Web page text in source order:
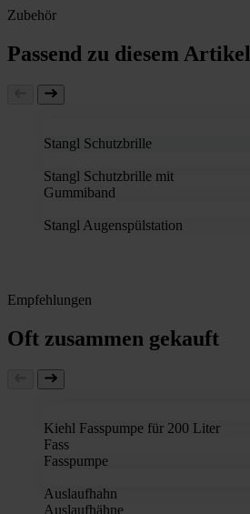
Zubehör
Passend zu diesem Artikel
Stangl Schutzbrille
Stangl Schutzbrille mit
Gummiband
Stangl Augenspülstation
Empfehlungen
Oft zusammen gekauft
Kiehl Fasspumpe für 200 Liter
Fass
Fasspumpe
Auslaufhahn
Auslaufhähne